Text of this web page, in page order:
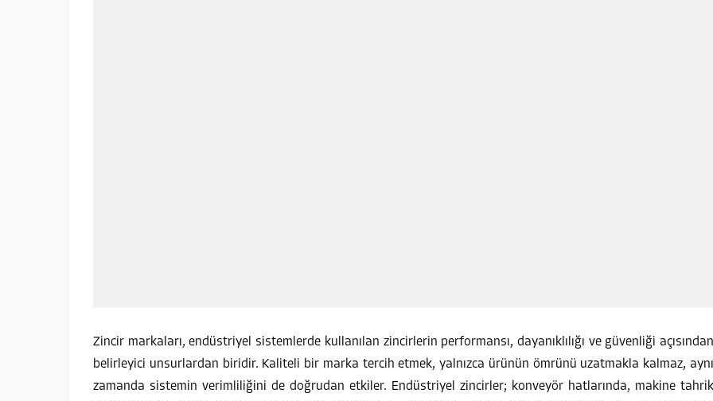
Zincir markaları, endüstriyel sistemlerde kullanılan zincirlerin performansı, dayanıklılığı ve güvenliği açısından
belirleyici unsurlardan biridir. Kaliteli bir marka tercih etmek, yalnızca ürünün ömrünü uzatmakla kalmaz, aynı
zamanda sistemin verimliliğini de doğrudan etkiler. Endüstriyel zincirler; konveyör hatlarında, makine tahrik